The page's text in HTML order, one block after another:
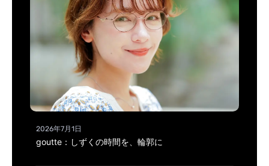
2026年7月1日
goutte：しずくの時間を、輪郭に